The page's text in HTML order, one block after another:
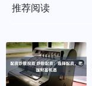
推荐阅读